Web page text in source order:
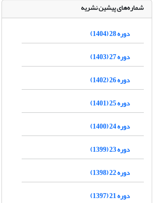
شماره‌های پیشین نشریه
دوره 28 (1404)
دوره 27 (1403)
دوره 26 (1402)
دوره 25 (1401)
دوره 24 (1400)
دوره 23 (1399)
دوره 22 (1398)
دوره 21 (1397)